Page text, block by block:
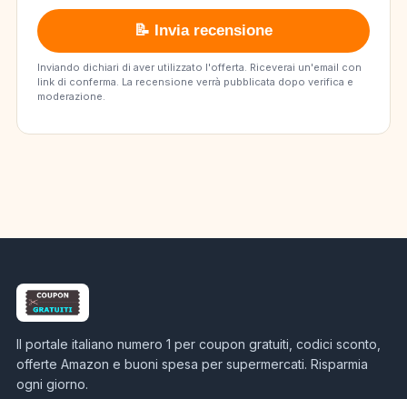
📝 Invia recensione
Inviando dichiari di aver utilizzato l'offerta. Riceverai un'email con
link di conferma. La recensione verrà pubblicata dopo verifica e
moderazione.
Il portale italiano numero 1 per coupon gratuiti, codici sconto,
offerte Amazon e buoni spesa per supermercati. Risparmia
ogni giorno.